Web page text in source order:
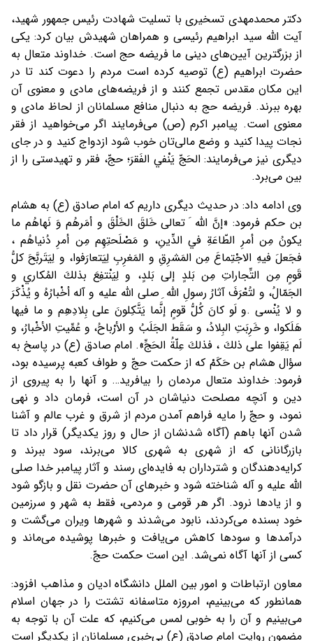
دکتر محمدمهدی تسخیری با تسلیت شهادت رئیس جمهور شهید،
آیت الله سید ابراهیم رئیسی و همراهان شهیدش بیان کرد: یکی
از بزرگترین آیین‌های دینی ما فریضه حج است. خداوند متعال به
حضرت ابراهیم (ع) توصیه کرده است مردم را دعوت کند تا در
این مکان مقدس تجمع کنند و از فریضه‌های مادی و معنوی آن
بهره ببرند. فریضه حج به دنبال منافع مسلمانان از لحاظ مادی و
معنوی است. پیامبر اکرم (ص) می‌فرمایند اگر می‌خواهید از فقر
نجات پیدا کنید و وضع مالی‌تان خوب شود ازدواج کنید و در جای
دیگری نیز می‌فرمایند: الحَجّ يَنْفي الفَقرَ؛ حجّ، فقر و تهيدستى را از
بين مى‌برد.
وی ادامه داد: در حدیث دیگری داریم که امام صادق (ع) به هشام
بن حکم فرمود: «إنَّ اللّه َ تعالى خَلقَ الخَلْقَ و أمَرهُم وَ نَهاهُم ما
يكونُ مِن أمرِ الطّاعَةِ في الدِّينِ، و مَصْلَحتِهِم مِن أمرِ دُنياهُم ،
فجَعلَ فيهِ الاجْتِماعَ مِن المَشرِقِ و المَغرِبِ لِيَتعارَفوا، و لِيَتَربَّحَ كلُّ
قَومٍ مِن التِّجاراتِ مِن بَلدٍ إلى بَلدٍ، و لِيَنْتفِعَ بذلكَ المُكاري و
الجَمّالُ، و لتُعْرَفَ آثارُ رسولِ اللّه ِ صلى الله عليه و آله أخْبارُهُ و يُذْكَرَ
و لا يُنْسى .و لَو كانَ كُلُّ قومٍ إنَّما يَتَّكِلونَ على بِلادِهِم و ما فيها
هَلَكوا، و خَرِبَتِ البِلادُ، و سَقَط الجَلَبُ و الأرْباحُ، و عُمِّيتِ الأخْبارُ، و
لَم يَقِفوا على ذلكَ ، فذلكَ عِلّةُ الحَجِّ». امام صادق (ع) در پاسخ به
سؤال هشام بن حَكَمْ که از حكمت حجّ و طواف كعبه پرسیده بود،
فرمود: خداوند متعال مردمان را بيافريد… و آنها را به پيروى از
دين و آنچه مصلحت دنياشان در آن است، فرمان داد و نهى
نمود، و حجّ را مايه فراهم آمدن مردم از شرق و غرب عالم و آشنا
شدن آنها باهم (آگاه شدنشان از حال و روز يكديگر) قرار داد تا
بازرگانانى كه از شهرى به شهرى كالا مى‌برند، سود ببرند و
كرايه‌دهندگان و شترداران به فايده‌اى رسند و آثار پيامبر خدا صلى
الله عليه و آله شناخته شود و خبرهاى آن حضرت نقل و بازگو شود
و از يادها نرود. اگر هر قومى و مردمى، فقط به شهر و سرزمين
خود بسنده مى‌كردند، نابود مى‌شدند و شهرها ويران مى‌گشت و
درآمدها و سودها كاهش مى‌يافت و خبرها پوشيده مى‌ماند و
كسى از آنها آگاه نمى‌شد. اين است حكمت حجّ.
معاون ارتباطات و امور بین الملل دانشگاه ادیان و مذاهب افزود:
همانطور که می‌بینیم، امروزه متاسفانه تشتت را در جهان اسلام
می‌بینیم و آن را به خوبی لمس می‌کنیم، که علت آن با توجه به
مضمون روایت امام صادق (ع) بی‌خبری مسلمانان از یکدیگر است